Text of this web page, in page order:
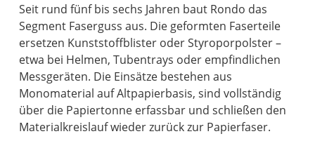
Seit rund fünf bis sechs Jahren baut Rondo das
Segment Faserguss aus. Die geformten Faserteile
ersetzen Kunststoffblister oder Styroporpolster –
etwa bei Helmen, Tubentrays oder empfindlichen
Messgeräten. Die Einsätze bestehen aus
Monomaterial auf Altpapierbasis, sind vollständig
über die Papiertonne erfassbar und schließen den
Materialkreislauf wieder zurück zur Papierfaser.